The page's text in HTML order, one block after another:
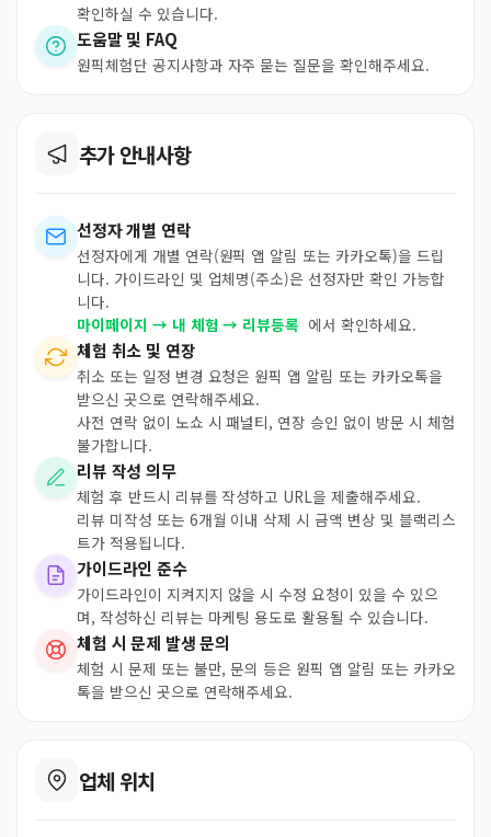
확인하실 수 있습니다.
도움말 및 FAQ
원픽체험단 공지사항과 자주 묻는 질문을 확인해주세요.
추가 안내사항
선정자 개별 연락
선정자에게 개별 연락(원픽 앱 알림 또는 카카오톡)을 드립
니다. 가이드라인 및 업체명(주소)은 선정자만 확인 가능합
니다.
마이페이지 → 내 체험 → 리뷰등록 에서 확인하세요.
체험 취소 및 연장
취소 또는 일정 변경 요청은 원픽 앱 알림 또는 카카오톡을
받으신 곳으로 연락해주세요.
사전 연락 없이 노쇼 시 패널티, 연장 승인 없이 방문 시 체험
불가합니다.
리뷰 작성 의무
체험 후 반드시 리뷰를 작성하고 URL을 제출해주세요.
리뷰 미작성 또는 6개월 이내 삭제 시 금액 변상 및 블랙리스
트가 적용됩니다.
가이드라인 준수
가이드라인이 지켜지지 않을 시 수정 요청이 있을 수 있으
며, 작성하신 리뷰는 마케팅 용도로 활용될 수 있습니다.
체험 시 문제 발생 문의
체험 시 문제 또는 불만, 문의 등은 원픽 앱 알림 또는 카카오
톡을 받으신 곳으로 연락해주세요.
업체 위치